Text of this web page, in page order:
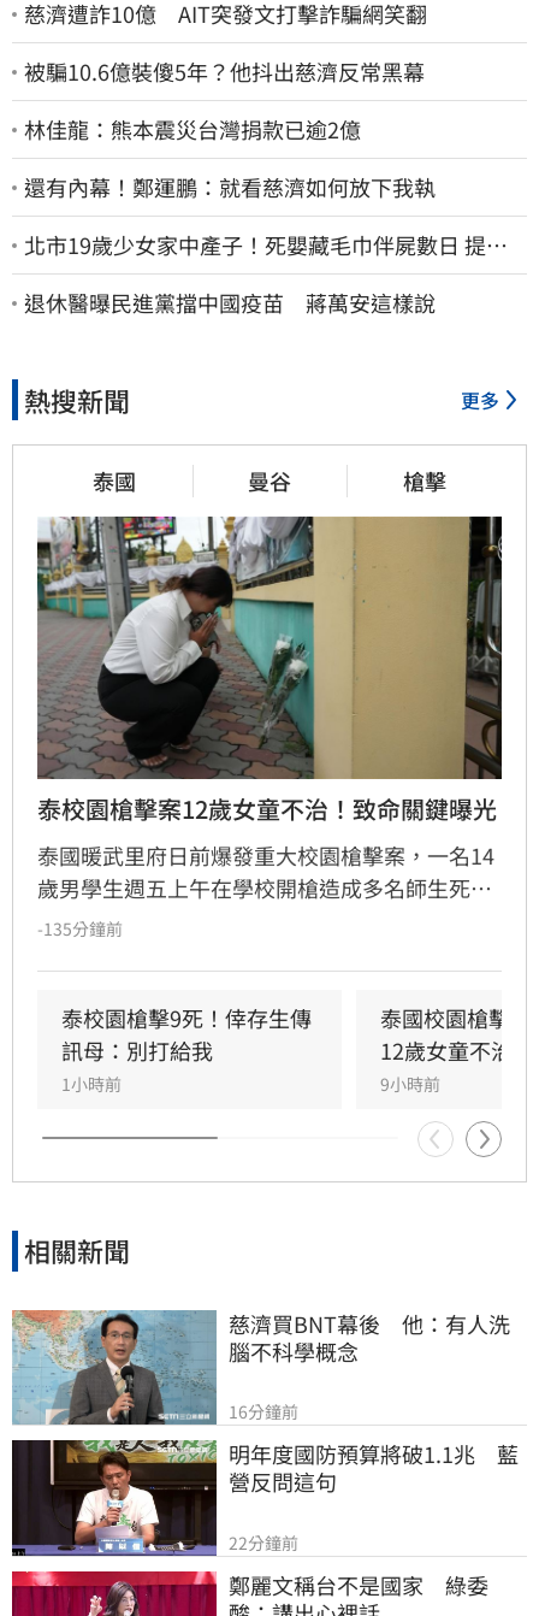
慈濟遭詐10億 AIT突發文打擊詐騙網笑翻
被騙10.6億裝傻5年？他抖出慈濟反常黑幕
林佳龍：熊本震災台灣捐款已逾2億
還有內幕！鄭運鵬：就看慈濟如何放下我執
北市19歲少女家中產子！死嬰藏毛巾伴屍數日 提袋
進派出所嚇壞警員
退休醫曝民進黨擋中國疫苗 蔣萬安這樣說
熱搜新聞 更多
泰國 曼谷 槍擊
泰校園槍擊案12歲女童不治！致命關鍵曝光
泰國暖武里府日前爆發重大校園槍擊案，一名14
歲男學生週五上午在學校開槍造成多名師生死
傷，之後舉槍自盡，且嫌犯被懷疑案發前已在家
生後，泰國總理阿努廷（Anutin Charnvirakul）
隨即承諾推動新的槍枝管制法律，未來擬限制一
般民眾攜帶槍枝，僅允許執勤中的政府官員持
-135分鐘前
泰校園槍擊9死！倖存生傳
訊母：別打給我
1小時前
泰國校園槍擊
12歲女童不治
9小時前
相關新聞
慈濟買BNT幕後　他：有人洗
腦不科學概念
16分鐘前
明年度國防預算將破1.1兆　藍
營反問這句
22分鐘前
鄭麗文稱台不是國家　綠委